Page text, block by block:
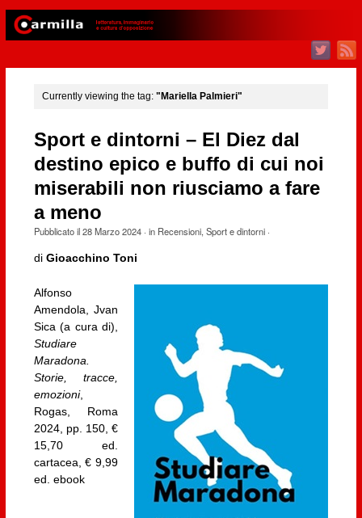
Currently viewing the tag: "Mariella Palmieri"
Sport e dintorni – El Diez dal
destino epico e buffo di cui noi
miserabili non riusciamo a fare
a meno
Pubblicato il28 Marzo 2024· in Recensioni, Sport e dintorni·
di Gioacchino Toni
Alfonso
Amendola, Jvan
Sica (a cura di),
Studiare
Maradona.
Storie, tracce,
emozioni,
Rogas, Roma
2024, pp. 150, €
15,70 ed.
cartacea, € 9,99
ed. ebook